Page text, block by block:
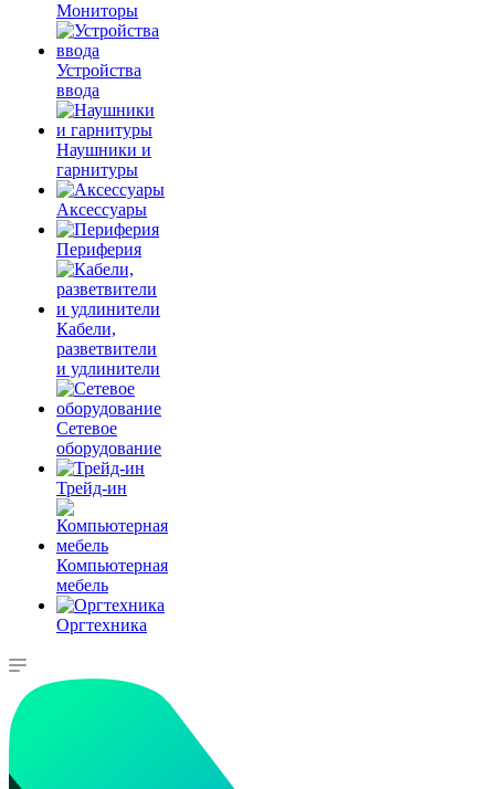
Мониторы
Устройства
ввода
Наушники и
гарнитуры
Аксессуары
Периферия
Кабели,
разветвители
и удлинители
Сетевое
оборудование
Трейд-ин
Компьютерная
мебель
Оргтехника